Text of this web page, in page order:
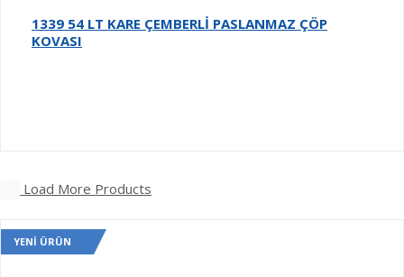
1339 54 LT KARE ÇEMBERLİ PASLANMAZ ÇÖP
KOVASI
Load More Products
YENI ÜRÜN